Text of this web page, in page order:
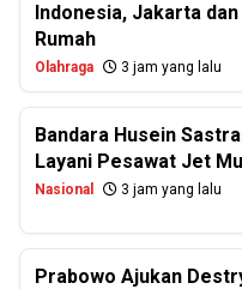
Indonesia, Jakarta
Rumah
Olahraga 3 jam yang lalu
Bandara Husein
Layani Pesawat Jet
Nasional 3 jam yang lalu
Prabowo Ajukan